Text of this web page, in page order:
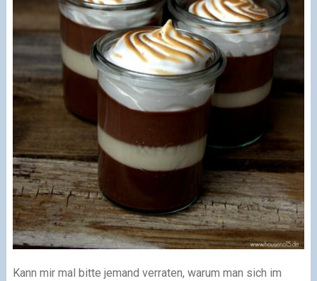
Kann mir mal bitte jemand verraten, warum man sich im